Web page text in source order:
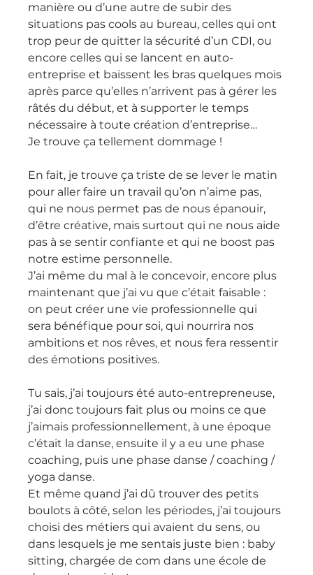
manière ou d’une autre de subir des
situations pas cools au bureau, celles qui ont
trop peur de quitter la sécurité d’un CDI, ou
encore celles qui se lancent en auto-
entreprise et baissent les bras quelques mois
après parce qu’elles n’arrivent pas à gérer les
râtés du début, et à supporter le temps
nécessaire à toute création d’entreprise…
Je trouve ça tellement dommage !
En fait, je trouve ça triste de se lever le matin
pour aller faire un travail qu’on n’aime pas,
qui ne nous permet pas de nous épanouir,
d’être créative, mais surtout qui ne nous aide
pas à se sentir confiante et qui ne boost pas
notre estime personnelle.
J’ai même du mal à le concevoir, encore plus
maintenant que j’ai vu que c’était faisable :
on peut créer une vie professionnelle qui
sera bénéfique pour soi, qui nourrira nos
ambitions et nos rêves, et nous fera ressentir
des émotions positives.
Tu sais, j’ai toujours été auto-entrepreneuse,
j’ai donc toujours fait plus ou moins ce que
j’aimais professionnellement, à une époque
c’était la danse, ensuite il y a eu une phase
coaching, puis une phase danse / coaching /
yoga danse.
Et même quand j’ai dû trouver des petits
boulots à côté, selon les périodes, j’ai toujours
choisi des métiers qui avaient du sens, ou
dans lesquels je me sentais juste bien : baby
sitting, chargée de com dans une école de